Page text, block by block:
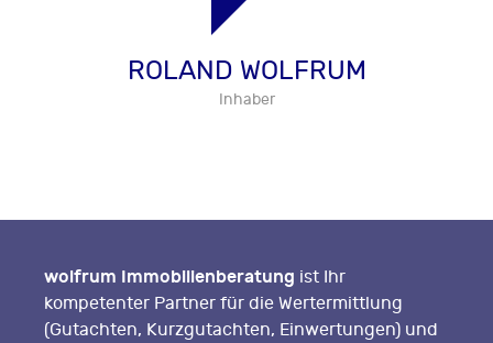
ROLAND WOLFRUM
Inhaber
wolfrum Immobilienberatung ist Ihr
kompetenter Partner für die Wertermittlung
(Gutachten, Kurzgutachten, Einwertungen) und